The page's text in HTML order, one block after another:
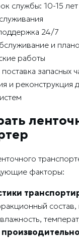
службы: 10-15
24/7
и
работы
запасных
и реконструкция
факторы:
состав,